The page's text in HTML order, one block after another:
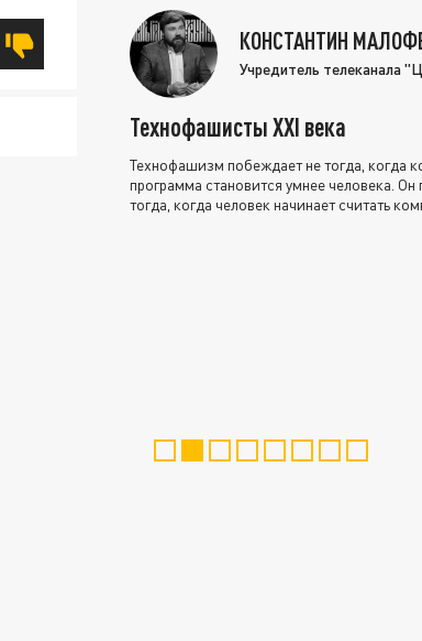
КОНСТАНТИН
Учредитель телеканала
Технофашисты XXI века
Технофашизм побеждает не тогда, когда
программа становится умнее человека.
тогда, когда человек начинает считать